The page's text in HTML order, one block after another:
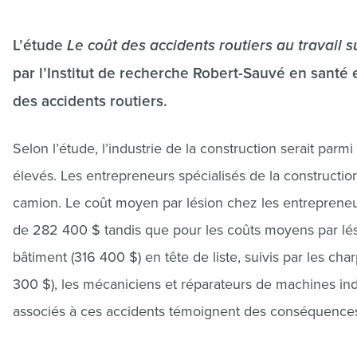
L’étude Le coût des accidents routiers au travail
par l’Institut de recherche Robert-Sauvé en
des accidents routiers.
Selon l’étude, l’industrie de la construction serait
élevés. Les entrepreneurs spécialisés de la
camion. Le coût moyen par lésion chez les
de 282 400 $ tandis que pour les coûts moyens par
bâtiment (316 400 $) en tête de liste, suivis par les
300 $), les mécaniciens et réparateurs de machines
associés à ces accidents témoignent des